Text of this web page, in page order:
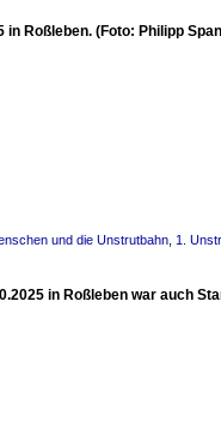
Roßleben. (Foto: Philipp
und die Unstrutbahn 1.
in Roßleben war auch